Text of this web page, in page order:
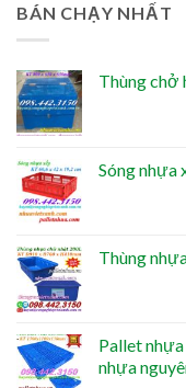
BÁN CHẠY NHẤT
Thùng chở
Sóng nhựa
Thùng
Pallet
nhựa